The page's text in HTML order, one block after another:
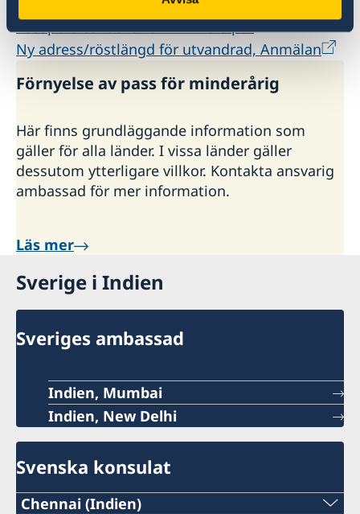
Passport Consent Form Minors.pdf
Ny adress/röstlängd för utvandrad, Anmälan
Förnyelse av pass för minderårig
Här finns grundläggande information som
gäller för alla länder. I vissa länder gäller
dessutom ytterligare villkor. Kontakta ansvarig
ambassad för mer information.
Läs mer
Sverige i Indien
Sveriges ambassad
Indien, Mumbai
Indien, New Delhi
Svenska konsulat
Chennai (Indien)